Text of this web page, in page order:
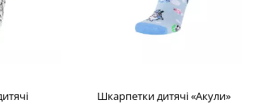
Шкарпетки дитячі «Акули»